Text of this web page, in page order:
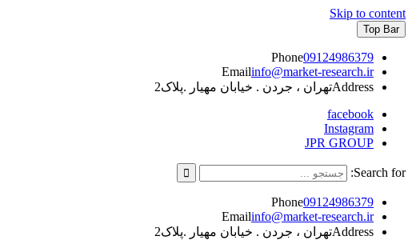
Skip to content
Top Bar
Phone09124986379
Emailinfo@market-research.ir
Addressتهران ، جردن . خیابان مهیار .پلاک2
facebook
Instagram
JPR GROUP
Search for:
Phone09124986379
Emailinfo@market-research.ir
Addressتهران ، جردن . خیابان مهیار .پلاک2